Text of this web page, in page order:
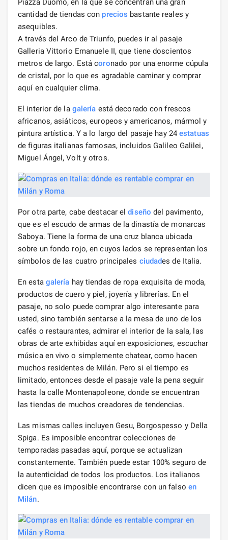
Piazza Duomo, en la que se concentran una gran
cantidad de tiendas con precios bastante reales y
asequibles.
A través del Arco de Triunfo, puedes ir al pasaje
Galleria Vittorio Emanuele II, que tiene doscientos
metros de largo. Está coronado por una enorme cúpula
de cristal, por lo que es agradable caminar y comprar
aquí en cualquier clima.
El interior de la galería está decorado con frescos
africanos, asiáticos, europeos y americanos, mármol y
pintura artística. Y a lo largo del pasaje hay 24estatuas
de figuras italianas famosas, incluidos Galileo Galilei,
Miguel Ángel, Volt y otros.
Por otra parte, cabe destacar eldiseño del pavimento,
que es el escudo de armas de la dinastía de monarcas
Saboya. Tiene la forma de una cruz blanca ubicada
sobre un fondo rojo, en cuyos lados se representan los
símbolos de las cuatro principales ciudades de Italia.
En esta galería hay tiendas de ropa exquisita de moda,
productos de cuero y piel, joyería y librerías. En el
pasaje, no solo puede comprar algo interesante para
usted, sino también sentarse a la mesa de uno de los
cafés o restaurantes, admirar el interior de la sala, las
obras de arte exhibidas aquí en exposiciones, escuchar
música en vivo o simplemente chatear, como hacen
muchos residentes de Milán. Pero si el tiempo es
limitado, entonces desde el pasaje vale la pena seguir
hasta la calle Montenapoleone, donde se encuentran
las tiendas de muchos creadores de tendencias.
Las mismas calles incluyen Gesu, Borgospesso y Della
Spiga. Es imposible encontrar colecciones de
temporadas pasadas aquí, porque se actualizan
constantemente. También puede estar 100% seguro de
la autenticidad de todos los productos. Los italianos
dicen que es imposible encontrarse con un falso en
Milán.